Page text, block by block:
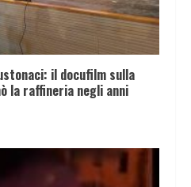
il docufilm sulla
la raffineria negli anni